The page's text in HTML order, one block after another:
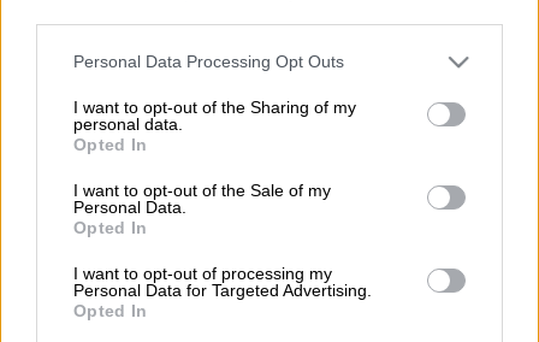
Please note that this website/app uses one or more Google
not limited to your visit or usage behaviour. You may click to
grant or deny consent to Google and its third-party tags to
use your data for below specified purposes in below Google
consent section.
Personal Data Processing Opt Outs
I want to opt-out of the Sharing of my
personal data.
Opted In
I want to opt-out of the Sale of my
Personal Data.
Opted In
I want to opt-out of processing my
Personal Data for Targeted Advertising.
Opted In
Προσθέστε το ΕΘΝΟΣ στη Google
Διαβάστε εδώ τα πρωτοσέλιδα
εφημερίδων
Διαβάστε εδώ τα πρωτοσέλιδα
τωνπολιτικών εφημερίδων.
Διαβάστε εδώ τα πρωτοσέλιδα
τωναθλητικών εφημερίδων.